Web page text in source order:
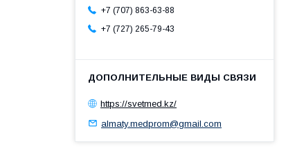
+7 (707) 863-63-88
+7 (727) 265-79-43
https://svetmed.kz/
almaty.medprom@gmail.com